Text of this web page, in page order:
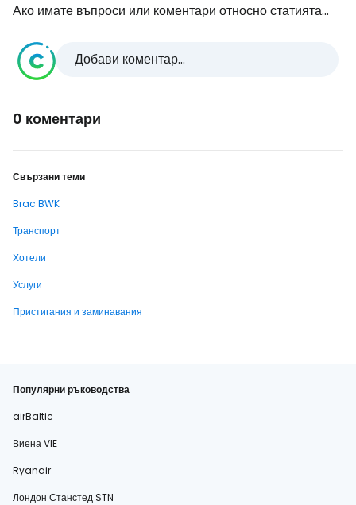
Ако имате въпроси или коментари относно статията...
Добави коментар...
0 коментари
Свързани теми
Brac BWK
Транспорт
Хотели
Услуги
Пристигания и заминавания
Популярни ръководства
airBaltic
Виена VIE
Ryanair
Лондон Станстед STN